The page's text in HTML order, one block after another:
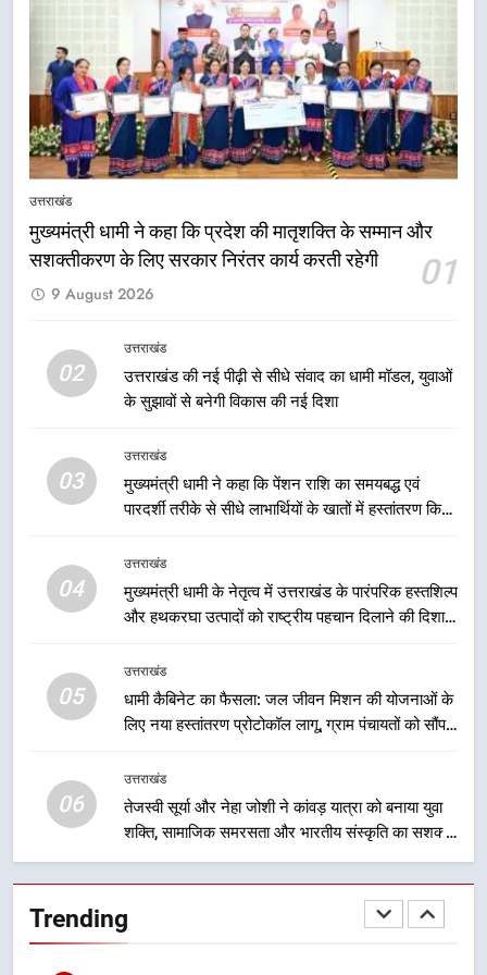
उत्तराखंड
मुख्यमंत्री धामी ने कहा कि प्रदेश की मातृशक्ति के सम्मान और
सशक्तीकरण के लिए सरकार निरंतर कार्य करती रहेगी
01
9 August 2026
02
उत्तराखंड
उत्तराखंड की नई पीढ़ी से सीधे संवाद का धामी मॉडल, युवाओं
के सुझावों से बनेगी विकास की नई दिशा
03
उत्तराखंड
मुख्यमंत्री धामी ने कहा कि पेंशन राशि का समयबद्ध एवं
पारदर्शी तरीके से सीधे लाभार्थियों के खातों में हस्तांतरण किया
लाभ मिल रहा है
04
उत्तराखंड
मुख्यमंत्री धामी के नेतृत्व में उत्तराखंड के पारंपरिक हस्तशिल्प
और हथकरघा उत्पादों को राष्ट्रीय पहचान दिलाने की दिशा में
05
उत्तराखंड
धामी कैबिनेट का फैसला: जल जीवन मिशन की योजनाओं के
लिए नया हस्तांतरण प्रोटोकॉल लागू, ग्राम पंचायतों को सौंपने
06
उत्तराखंड
तेजस्वी सूर्या और नेहा जोशी ने कांवड़ यात्रा को बनाया युवा
शक्ति, सामाजिक समरसता और भारतीय संस्कृति का सशक्त
संदेश
Trending
तेजस्वी सूर्या और नेहा जोशी ने कांवड़
यात्रा को बनाया युवा शक्ति, सामाजिक
समरसता और भारतीय संस्कृति का सशक्त
संदेश
उत्तराखंड
7
केंद्रीय मंत्री अजय टम्टा और मुख्यमंत्री
धामी की बैठक, सड़क परियोजनाओं पर
8
लिए सरकार निरंतर कार्य करती रहेगी
उत्तराखंड
उत्तराखंड की नई पीढ़ी से सीधे संवाद का
धामी मॉडल, युवाओं के सुझावों से बनेगी
3
मुख्यमंत्री धामी ने कहा कि पेंशन राशि का
रहा है, जिससे पात्र लोगों को सरकारी
योजनाओं का सीधे लाभ मिल रहा है
पारंपरिक हस्तशिल्प और हथकरघा उत्पादों
को राष्ट्रीय पहचान दिलाने की दिशा में